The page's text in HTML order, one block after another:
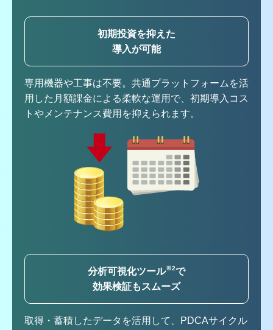
初期投資を抑えた
導入が可能
専用機器や工事は不要。共通プラットフォームを活
用した月額課金による柔軟な運用で、初期導入コス
トやメンテナンス費用を抑えられます。
分析可視化ツール※2で
効果検証もスムーズ
取得・蓄積したデータを活用して、PDCAサイクル